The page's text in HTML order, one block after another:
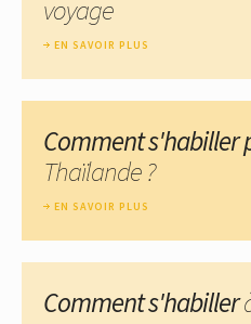
voyage
EN SAVOIR PLUS
Comment s'habiller
Thaïlande ?
EN SAVOIR PLUS
Comment s'habiller